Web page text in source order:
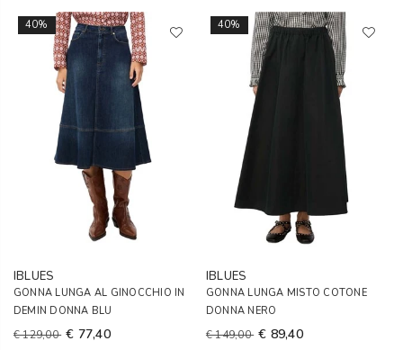
40%
IBLUES
GONNA LUNGA AL GINOCCHIO IN
DEMIN DONNA BLU
€ 129,00 € 77,40
40%
IBLUES
GONNA LUNGA MISTO COTONE
DONNA NERO
€ 149,00 € 89,40